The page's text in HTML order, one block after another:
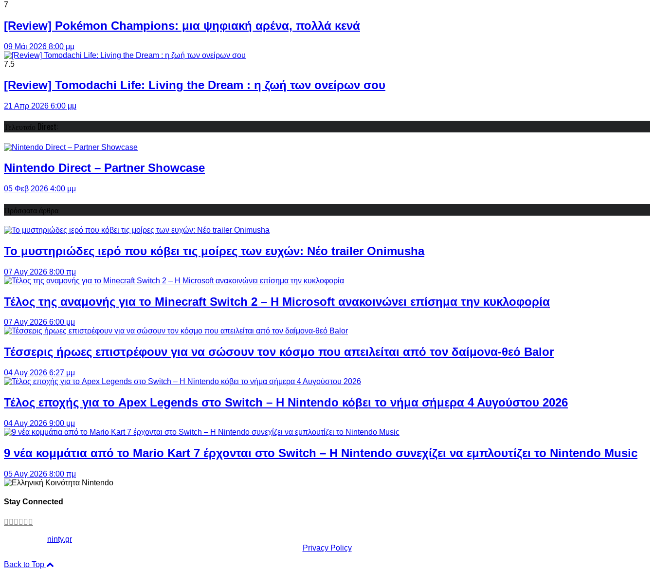
7
[Review] Pokémon Champions: μια ψηφιακή αρένα, πολλά κενά
09 Μάι 2026 8:00 μμ
7.5
[Review] Tomodachi Life: Living the Dream : η ζωή των ονείρων σου
21 Απρ 2026 6:00 μμ
Τελευταίο Direct:
Nintendo Direct – Partner Showcase
05 Φεβ 2026 4:00 μμ
Πρόσφατα άρθρα
Το μυστηριώδες ιερό που κόβει τις μοίρες των ευχών: Νέο trailer Onimusha
07 Αυγ 2026 8:00 πμ
Τέλος της αναμονής για το Minecraft Switch 2 – Η Microsoft ανακοινώνει επίσημα την κυκλοφορία
07 Αυγ 2026 6:00 μμ
Τέσσερις ήρωες επιστρέφουν για να σώσουν τον κόσμο που απειλείται από τον δαίμονα-θεό Balor
04 Αυγ 2026 6:27 μμ
Τέλος εποχής για το Apex Legends στο Switch – Η Nintendo κόβει το νήμα σήμερα 4 Αυγούστου 2026
04 Αυγ 2026 9:00 μμ
9 νέα κομμάτια από το Mario Kart 7 έρχονται στο Switch – Η Nintendo συνεχίζει να εμπλουτίζει το Nintendo Music
05 Αυγ 2026 8:00 πμ
Stay Connected
ninty.gr
Privacy Policy
Back to Top